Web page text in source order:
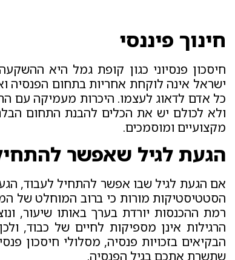
חינוך פיננסי
חיסכון פנסיוני כגון קופת גמל היא
ישראל אינה לוקחת אחריות בתחום הפנסיה
כל אדם לדאוג לעצמו. היכרות מעמיקה עם
ולא לכולם יש את הכלים להבנת התחום
מקצועיים ומוסמכים.
הגעת לגיל שאפשר
אם הגעת לגיל שבו אפשר להתחיל לעבוד,
הרגילות אינן מספיקות לחיים של כבוד,
הבקיאים בזכויות פנסיה, מסלולי חיסכון
שתשרת אתכם בגיל הפנסיה.